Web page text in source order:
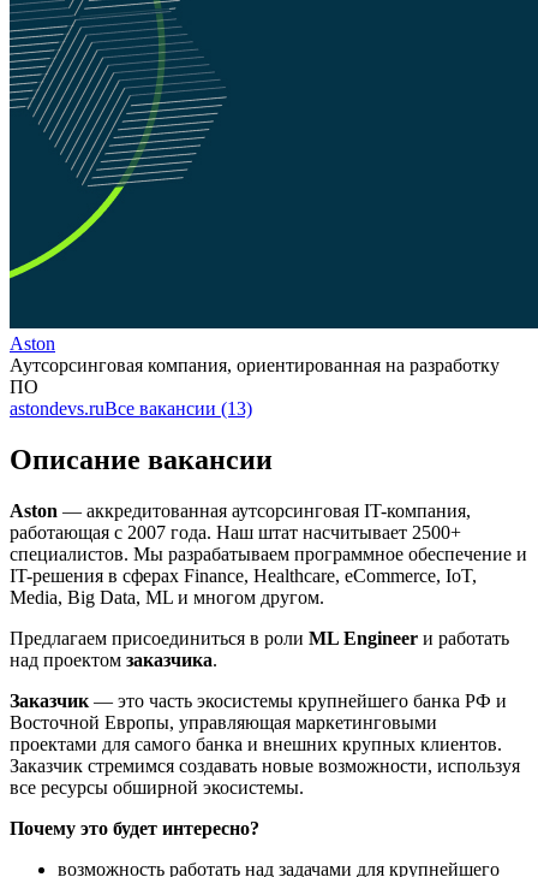
Aston
Аутсорсинговая компания, ориентированная на разработку
ПО
astondevs.ruВсе вакансии (13)
Описание вакансии
Aston — аккредитованная аутсорсинговая IT-компания,
работающая с 2007 года. Наш штат насчитывает 2500+
специалистов. Мы разрабатываем программное обеспечение и
IT-решения в сферах Finance, Healthcare, eCommerce, IoT,
Media, Big Data, ML и многом другом.
Предлагаем присоединиться в роли ML Engineer и работать
над проектом заказчика.
Заказчик — это часть экосистемы крупнейшего банка РФ и
Восточной Европы, управляющая маркетинговыми
проектами для самого банка и внешних крупных клиентов.
Заказчик стремимся создавать новые возможности, используя
все ресурсы обширной экосистемы.
Почему это будет интересно?
возможность работать над задачами для крупнейшего